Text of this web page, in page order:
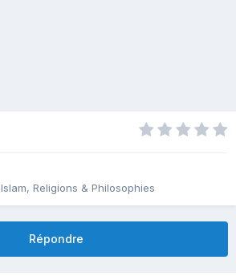
Islam, Religions & Philosophies
Répondre